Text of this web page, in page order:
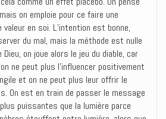
on emploie pour ce faire une
valeur en soi. L’intention est bonne,
du mal, mais la méthode est nulle
on joue alors le jeu du diable, car
ne peut plus l’influencer positivement
et on ne peut plus leur offrir le
On est en train de passer le message
puissantes que la lumière parce